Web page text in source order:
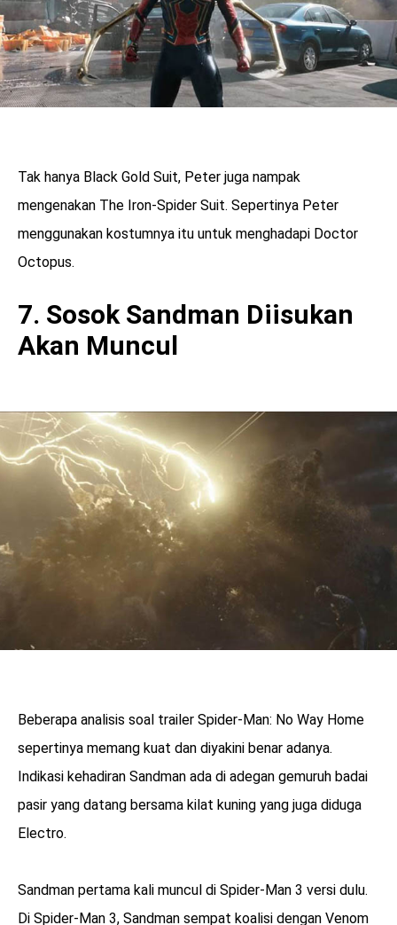
Tak hanya Black Gold Suit, Peter juga nampak
mengenakan The Iron-Spider Suit. Sepertinya Peter
menggunakan kostumnya itu untuk menghadapi Doctor
Octopus.
7. Sosok Sandman Diisukan
Akan Muncul
Beberapa analisis soal trailer Spider-Man: No Way Home
sepertinya memang kuat dan diyakini benar adanya.
Indikasi kehadiran Sandman ada di adegan gemuruh badai
pasir yang datang bersama kilat kuning yang juga diduga
Electro.
Sandman pertama kali muncul di Spider-Man 3 versi dulu.
Di Spider-Man 3, Sandman sempat koalisi dengan Venom